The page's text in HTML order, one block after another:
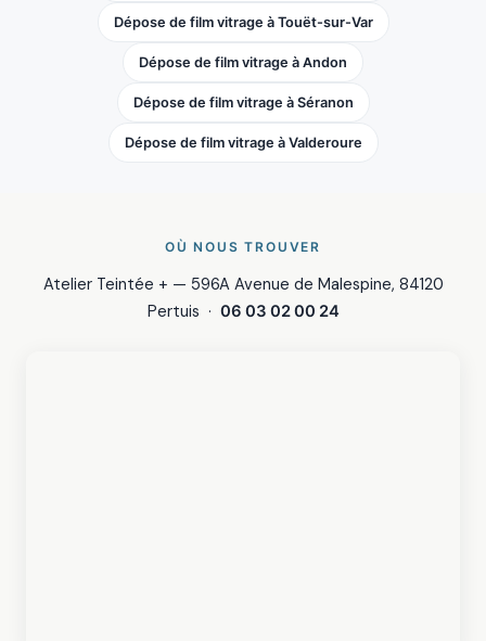
Dépose de film vitrage à Touët-sur-Var
Dépose de film vitrage à Andon
Dépose de film vitrage à Séranon
Dépose de film vitrage à Valderoure
OÙ NOUS TROUVER
Atelier Teintée + — 596A Avenue de Malespine, 84120
Pertuis · 06 03 02 00 24